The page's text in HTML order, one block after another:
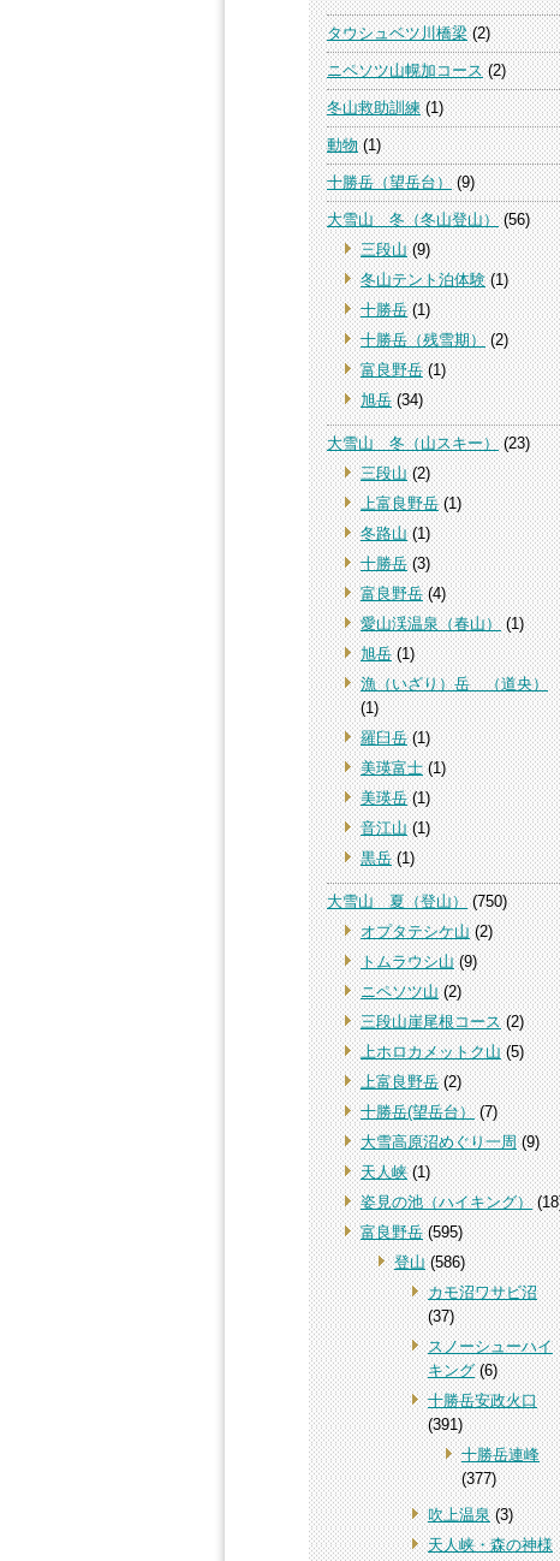
タウシュベツ川橋梁(2)
ニペソツ山幌加コース(2)
冬山救助訓練(1)
動物(1)
十勝岳（望岳台）(9)
大雪山 冬（冬山登山）(56)
三段山(9)
冬山テント泊体験(1)
十勝岳(1)
十勝岳（残雪期）(2)
富良野岳(1)
旭岳(34)
大雪山 冬（山スキー）(23)
三段山(2)
上富良野岳(1)
冬路山(1)
十勝岳(3)
富良野岳(4)
愛山渓温泉（春山）(1)
旭岳(1)
漁（いざり）岳 （道央）
(1)
羅臼岳(1)
美瑛富士(1)
美瑛岳(1)
音江山(1)
黒岳(1)
大雪山 夏（登山）(750)
オプタテシケ山(2)
トムラウシ山(9)
ニペソツ山(2)
三段山崖尾根コース(2)
上ホロカメットク山(5)
上富良野岳(2)
十勝岳(望岳台）(7)
大雪高原沼めぐり一周(9)
天人峡(1)
姿見の池（ハイキング）
富良野岳(595)
登山(586)
カモ沼ワサビ沼
(37)
スノーシューハイ
キング(6)
十勝岳安政火口
(391)
十勝岳連峰
(377)
吹上温泉(3)
天人峡・森の神様